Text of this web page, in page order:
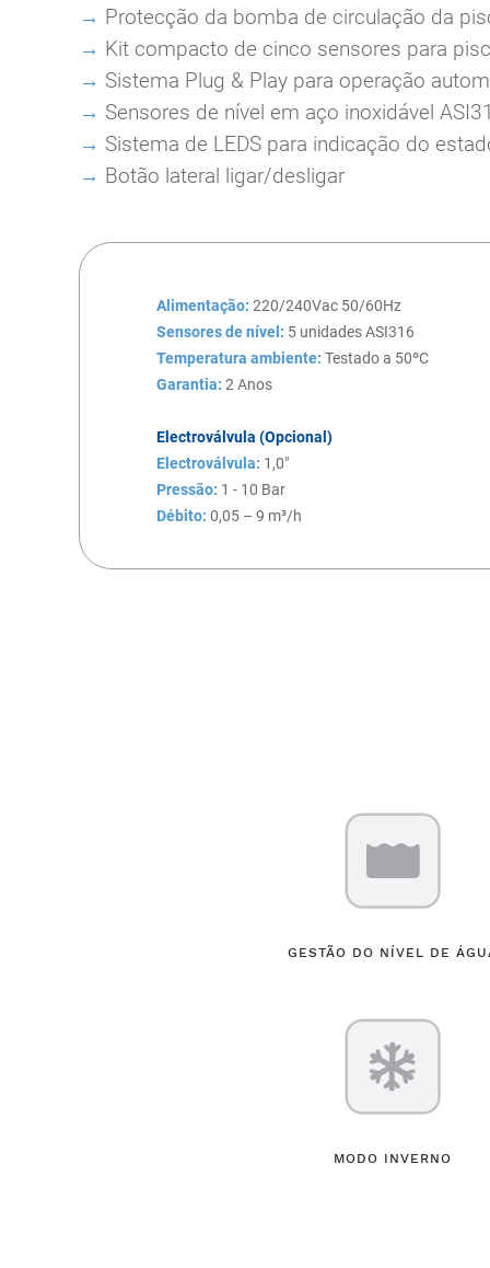
→ Protecção da bomba de circulação da
→ Kit compacto de cinco sensores para
→ Sistema Plug & Play para operação
→ Sensores de nível em aço inoxidável
→ Sistema de LEDS para indicação do
→ Botão lateral ligar/desligar
Alimentação: 220/240Vac 50/60Hz
Sensores de nível: 5 unidades ASI316
Temperatura ambiente: Testado a 50ºC
Garantia: 2 Anos
Electroválvula (Opcional)
Electroválvula: 1,0"
Pressão: 1 - 10 Bar
Débito: 0,05 – 9 m³/h
GESTÃO DO NÍVEL DE
MODO INVERNO